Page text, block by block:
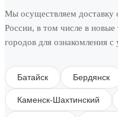
Мы осуществляем доставку
России, в том числе в
городов для ознакомления с
Батайск Бердянск
Каменск-Шахтинский